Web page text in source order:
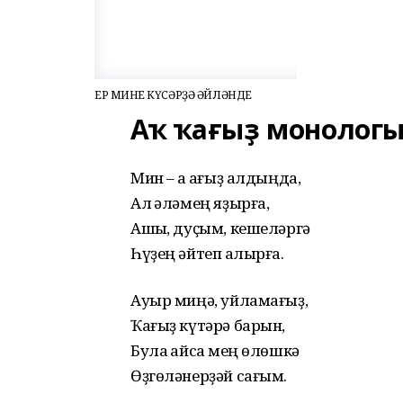
ЕР МИНЕҢ КҮСӘРҘӘ ӘЙЛӘНДЕ
Аҡ ҡағыҙ
Мин – аҡ ҡағыҙ алдыңда,
Ал ҡәләмең яҙырға,
Ашыҡ, дуҫым, кешеләргә
Һүҙең әйтеп ҡалырға.
Ауыр миңә, уйламағыҙ,
Ҡағыҙ күтәрә барын,
Була ҡайсаҡ мең өлөшкә
Өҙгөләнерҙәй сағым.